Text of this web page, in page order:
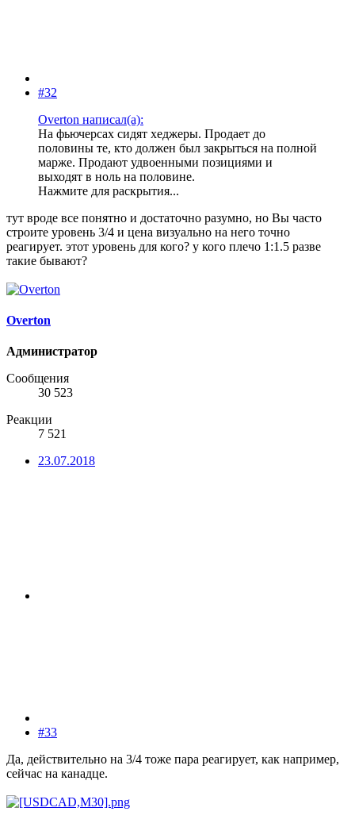
#32
Overton написал(а):
На фьючерсах сидят хеджеры. Продает до
половины те, кто должен был закрыться на полной
марже. Продают удвоенными позициями и
выходят в ноль на половине.
Нажмите для раскрытия...
тут вроде все понятно и достаточно разумно, но Вы часто
строите уровень 3/4 и цена визуально на него точно
реагирует. этот уровень для кого? у кого плечо 1:1.5 разве
такие бывают?
Overton
Администратор
Сообщения
30 523
Реакции
7 521
23.07.2018
#33
Да, действительно на 3/4 тоже пара реагирует, как например,
сейчас на канадце.